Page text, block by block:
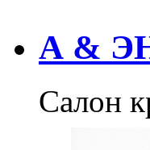
А &
Салон